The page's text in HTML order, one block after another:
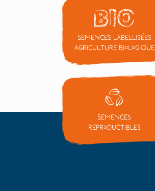
Semences labellisées
Agriculture Biologique
Semences
reproductibles